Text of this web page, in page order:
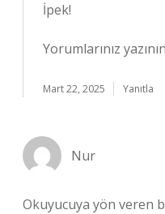
İpek!
Yorumlarınız yazının
Mart 22, 2025 Yanıtla
Nur
Okuyucuya yön veren